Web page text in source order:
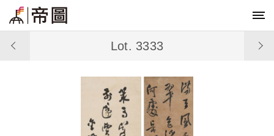
Lot. 3333